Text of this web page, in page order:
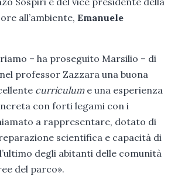
all’ambiente, Emanuele
– ha proseguito Marsilio – di
professor Zazzara una buona
curriculume una esperienza
con forti legami con i
a rappresentare, dotato di
scientifica e capacità di
degli abitanti delle comunità
del parco».